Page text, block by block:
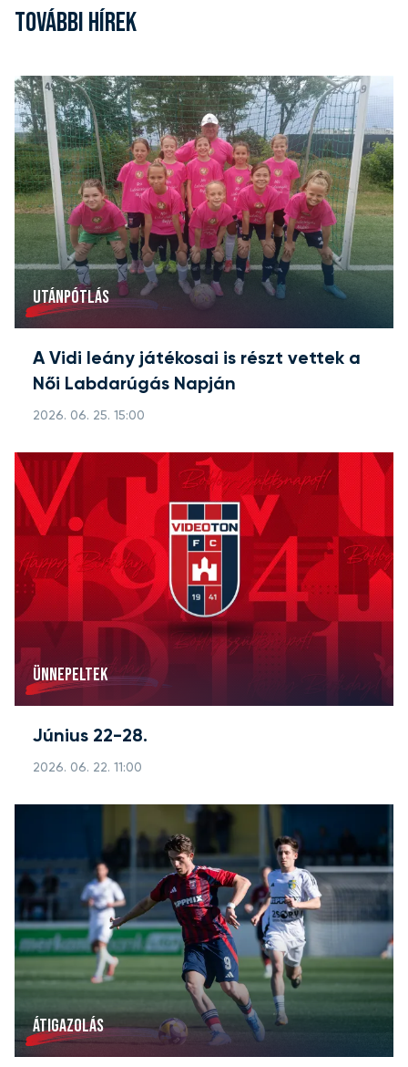
TOVÁBBI HÍREK
UTÁNPÓTLÁS
A Vidi leány játékosai is részt vettek a
Női Labdarúgás Napján
2026. 06. 25. 15:00
ÜNNEPELTEK
Június 22-28.
2026. 06. 22. 11:00
ÁTIGAZOLÁS